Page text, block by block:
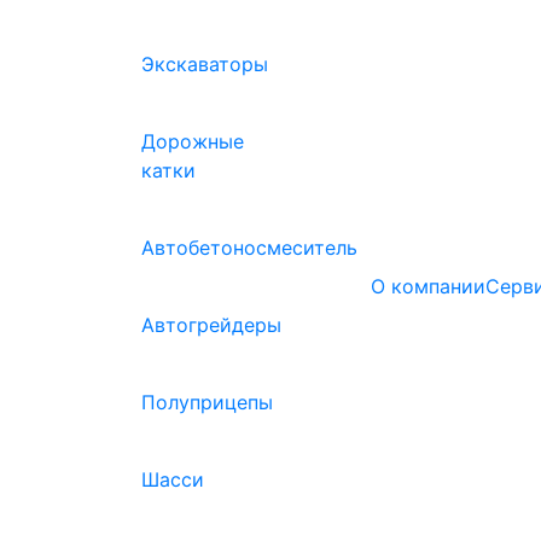
Экскаваторы
Дорожные
катки
Автобетоносмеситель
Автогрейдеры
Полуприцепы
Шасси
О компании